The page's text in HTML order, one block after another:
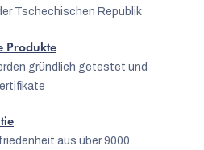
Tschechischen Republik
Produkte
gründlich getestet und
aus über 9000